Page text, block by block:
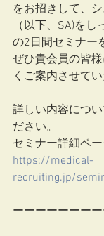
をお招きして、
（以下、SA)を
の2日間セミナー
ぜひ貴会員の皆
くご案内させてい
詳しい内容につ
ださい。
セミナー詳細ペ
https://medical-
recruiting.jp/
ーーーーーーー